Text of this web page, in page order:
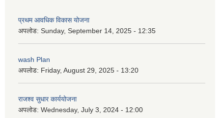
प्रथम आवधिक विकास योजना
अपलोड: Sunday, September 14, 2025 - 12:35
wash Plan
अपलोड: Friday, August 29, 2025 - 13:20
राजश्व सुधार कार्ययोजना
अपलोड: Wednesday, July 3, 2024 - 12:00